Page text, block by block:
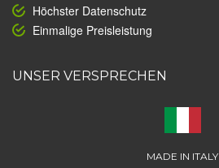
Höchster Datenschutz
Einmalige Preisleistung
UNSER VERSPRECHEN
MADE IN ITALY